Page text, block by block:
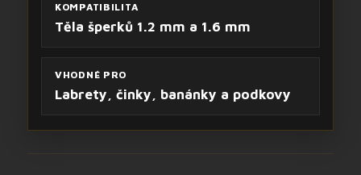
KOMPATIBILITA
Těla šperků 1.2 mm a 1.6 mm
VHODNÉ PRO
Labrety, činky, banánky a podkovy